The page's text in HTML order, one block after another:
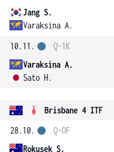
Jang S.
Varaksina A.
10.11.
Varaksina A.
Sato H.
Q-1K
Brisbane 4 ITF
28.10.
Rokusek S.
Q-OF